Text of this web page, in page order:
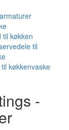
til køkken
til
køkkenvaske
-